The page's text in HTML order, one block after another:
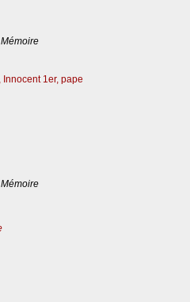
Innocent 1er, pape